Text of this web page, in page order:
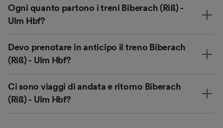
Ogni quanto partono i treni Biberach (Riß) -
Ulm Hbf?
Devo prenotare in anticipo il treno Biberach
(Riß) - Ulm Hbf?
Ci sono viaggi di andata e ritorno Biberach
(Riß) - Ulm Hbf?